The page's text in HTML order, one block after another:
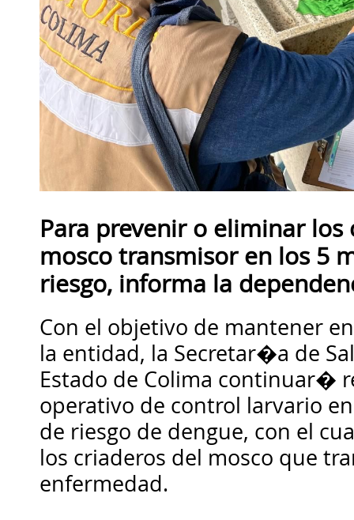
Para prevenir o eliminar los
mosco transmisor en los 5
riesgo, informa la
Con el objetivo de mantener
la entidad, la Secretar�a de
Estado de Colima continuar�
operativo de control larvario
de riesgo de dengue, con el
los criaderos del mosco que
enfermedad.